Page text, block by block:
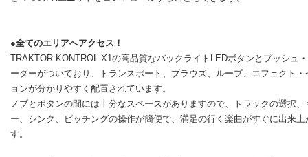
●全てのエリアへアクセス！
TRAKTOR KONTROL X1の高品質なバックライトLEDボタンとプッシュ
ーダーがついており、トランスポート、ブラウズ、ループ、エフェクト・
ョンが分かりやすく配置されています。
ノブとボタンの間には十分なスペースがありますので、トラックの選択、
ー、シンク、ピッチングの操作が簡便で、満足の行く楽曲がすぐに出来上
す。